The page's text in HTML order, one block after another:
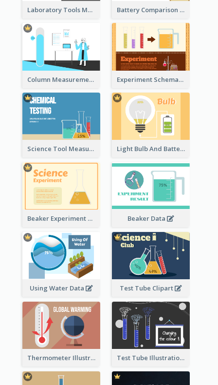
Laboratory Tools Measurement And Comparison Battery Comparison Schematic Diagram
Column Measurement Clipart Experiment Schematic Diagram
Science Tool Measurement Light Bulb And Battery Schematic Diagram
Beaker Experiment Data Beaker Data
Using Water Data Test Tube Clipart
Thermometer Illustration Test Tube Illustration